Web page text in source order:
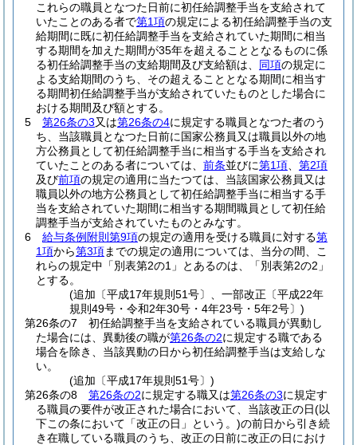
これらの職員となつた日前に初任給調整手当を支給されて
いたことのある者で第1項の規定による初任給調整手当の支
給期間に既に初任給調整手当を支給されていた期間に相当
する期間を加えた期間が35年を超えることとなるものに係
る初任給調整手当の支給期間及び支給額は、 同項の規定に
よる支給期間のうち、その超えることとなる期間に相当す
る期間初任給調整手当が支給されていたものとした場合に
おける期間及び額とする。
5
第26条の3又は第26条の4に規定する職員となつた者のう
ち、当該職員となつた日前に国家公務員又は職員以外の地
方公務員として初任給調整手当に相当する手当を支給され
ていたことのある者については、 前条並びに第1項
第2項
及び前項の規定の適用に当たつては、当該国家公務員又は
職員以外の地方公務員として初任給調整手当に相当する手
当を支給されていた期間に相当する期間職員として初任給
調整手当が支給されていたものとみなす。
6
給与条例附則第9項の規定の適用を受ける職員に対する第
1項から第3項までの規定の適用については、当分の間、こ
れらの規定中「別表第2の1」とあるのは、「別表第2の2」
とする。
(追加〔平成17年規則51号〕、一部改正〔平成22年
規則49号・令和2年30号・4年23号・5年2号〕)
第26条の7
初任給調整手当を支給されている職員が異動し
た場合には、異動後の職が第26条の2に規定する職である
場合を除き、当該異動の日から初任給調整手当は支給しな
い。
(追加〔平成17年規則51号〕)
第26条の8
第26条の2に規定する職又は第26条の3に規定す
る職員の要件が改正された場合において、当該改正の日(以
下この条において「改正の日」という。)の前日から引き続
き在職している職員のうち、改正の日前に改正の日におけ